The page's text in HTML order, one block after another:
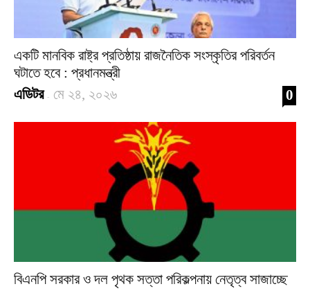
একটি মানবিক রাষ্ট্র প্রতিষ্ঠায় রাজনৈতিক সংস্কৃতির পরিবর্তন
ঘটাতে হবে : প্রধানমন্ত্রী
এডিটর - মে ২৪, ২০২৬ 0
বিএনপি সরকার ও দল পৃথক সত্তা পরিকল্পনায় নেতৃত্ব সাজাচ্ছে